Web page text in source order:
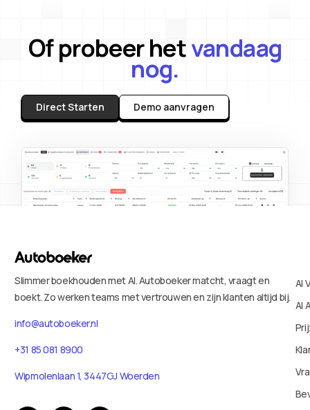
Of probeer hetvandaag
nog.
Direct Starten Demo aanvragen
Slimmer boekhouden met AI. Autoboeker matcht, vraagt en
boekt. Zo werken teams met vertrouwen en zijn klanten altijd bij.
info@autoboeker.nl
+31 85 081 8900
Wipmolenlaan 1, 3447GJ Woerden
AI
AI